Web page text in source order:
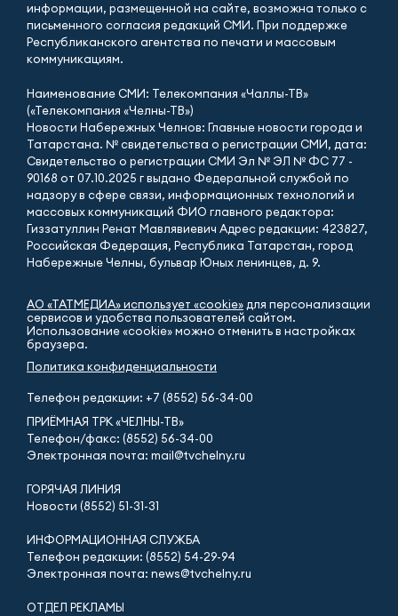
информации, размещенной на сайте, возможна только с
письменного согласия редакций СМИ. При поддержке
Республиканского агентства по печати и массовым
коммуникациям.
Наименование СМИ: Телекомпания «Чаллы-ТВ»
(«Телекомпания «Челны-ТВ»)
Новости Набережных Челнов: Главные новости города и
Татарстана. № свидетельства о регистрации СМИ, дата:
Свидетельство о регистрации СМИ Эл № ЭЛ № ФС 77 -
90168 от 07.10.2025 г выдано Федеральной службой по
надзору в сфере связи, информационных технологий и
массовых коммуникаций ФИО главного редактора:
Гиззатуллин Ренат Мавлявиевич Адрес редакции: 423827,
Российская Федерация, Республика Татарстан, город
Набережные Челны, бульвар Юных ленинцев, д. 9.
АО «ТАТМЕДИА» использует «cookie»для персонализации
сервисов и удобства пользователей сайтом.
Использование «cookie» можно отменить в настройках
браузера.
Политика конфиденциальности
Телефон редакции: +7 (8552) 56-34-00
ПРИЁМНАЯ ТРК «ЧЕЛНЫ-ТВ»
Телефон/факс: (8552) 56-34-00
Электронная почта: mail@tvchelny.ru
ГОРЯЧАЯ ЛИНИЯ
Новости (8552) 51-31-31
ИНФОРМАЦИОННАЯ СЛУЖБА
Телефон редакции: (8552) 54-29-94
Электронная почта: news@tvchelny.ru
ОТДЕЛ РЕКЛАМЫ